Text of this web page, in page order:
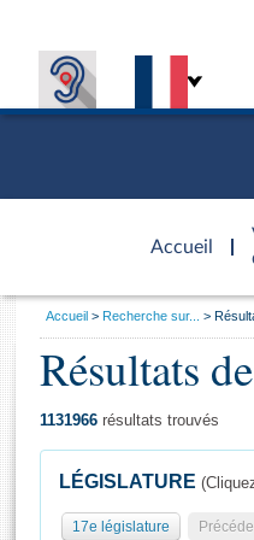
Accueil
d'accueil
Général
Vous
Accueil Recherche sur...
Résultats
1131966 résultats trouvés
LÉGISLATURE
17e législature